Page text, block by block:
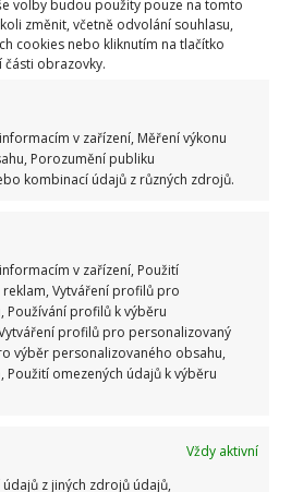
volby budou použity pouze na tomto
změnit, včetně odvolání souhlasu,
cookies nebo kliknutím na tlačítko
části obrazovky.
v zařízení, Měření výkonu
Porozumění publiku
kombinací údajů z různých zdrojů.
v zařízení, Použití
Vytváření profilů pro
Používání profilů k výběru
profilů pro personalizovaný
výběr personalizovaného obsahu,
Použití omezených údajů k výběru
Vždy aktivní
z jiných zdrojů údajů,
a další.V základu
, což potvrzuje i
minerální soli a esenciální
Katherine Marengo. Tohle
ingredienci, která vám